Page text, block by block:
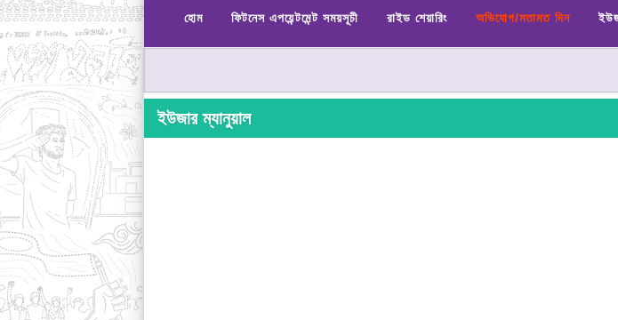
হোম ফিটনেস এপয়েন্টমেন্ট সময়সূচী রাইড শেয়ারিং অভিযোগ/মতামত দিন
ইউজার ম্যানুয়াল